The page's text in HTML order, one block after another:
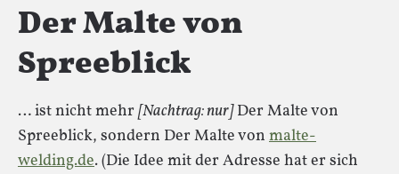
Der Malte von
Spreeblick
… ist nicht mehr [Nachtrag: nur]Der Malte von
Spreeblick, sondern Der Malte von malte-
welding.de. (Die Idee mit der Adresse hat er sich